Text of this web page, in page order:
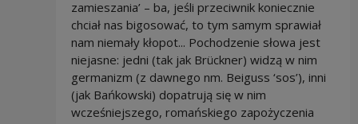
zamieszania’ – ba, jeśli przeciwnik koniecznie
chciał nas bigosować, to tym samym sprawiał
nam niemały kłopot... Pochodzenie słowa jest
niejasne: jedni (tak jak Brückner) widzą w nim
germanizm (z dawnego nm. Beiguss ‘sos’), inni
(jak Bańkowski) dopatrują się w nim
wcześniejszego, romańskiego zapożyczenia